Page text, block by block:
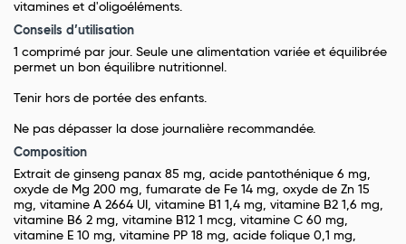
vitamines et d'oligoéléments.
Conseils d’utilisation
1 comprimé par jour. Seule une alimentation variée et équilibrée
permet un bon équilibre nutritionnel.
Tenir hors de portée des enfants.
Ne pas dépasser la dose journalière recommandée.
Composition
Extrait de ginseng panax 85 mg, acide pantothénique 6 mg,
oxyde de Mg 200 mg, fumarate de Fe 14 mg, oxyde de Zn 15
mg, vitamine A 2664 UI, vitamine B1 1,4 mg, vitamine B2 1,6 mg,
vitamine B6 2 mg, vitamine B12 1 mcg, vitamine C 60 mg,
vitamine E 10 mg, vitamine PP 18 mg, acide folique 0,1 mg,